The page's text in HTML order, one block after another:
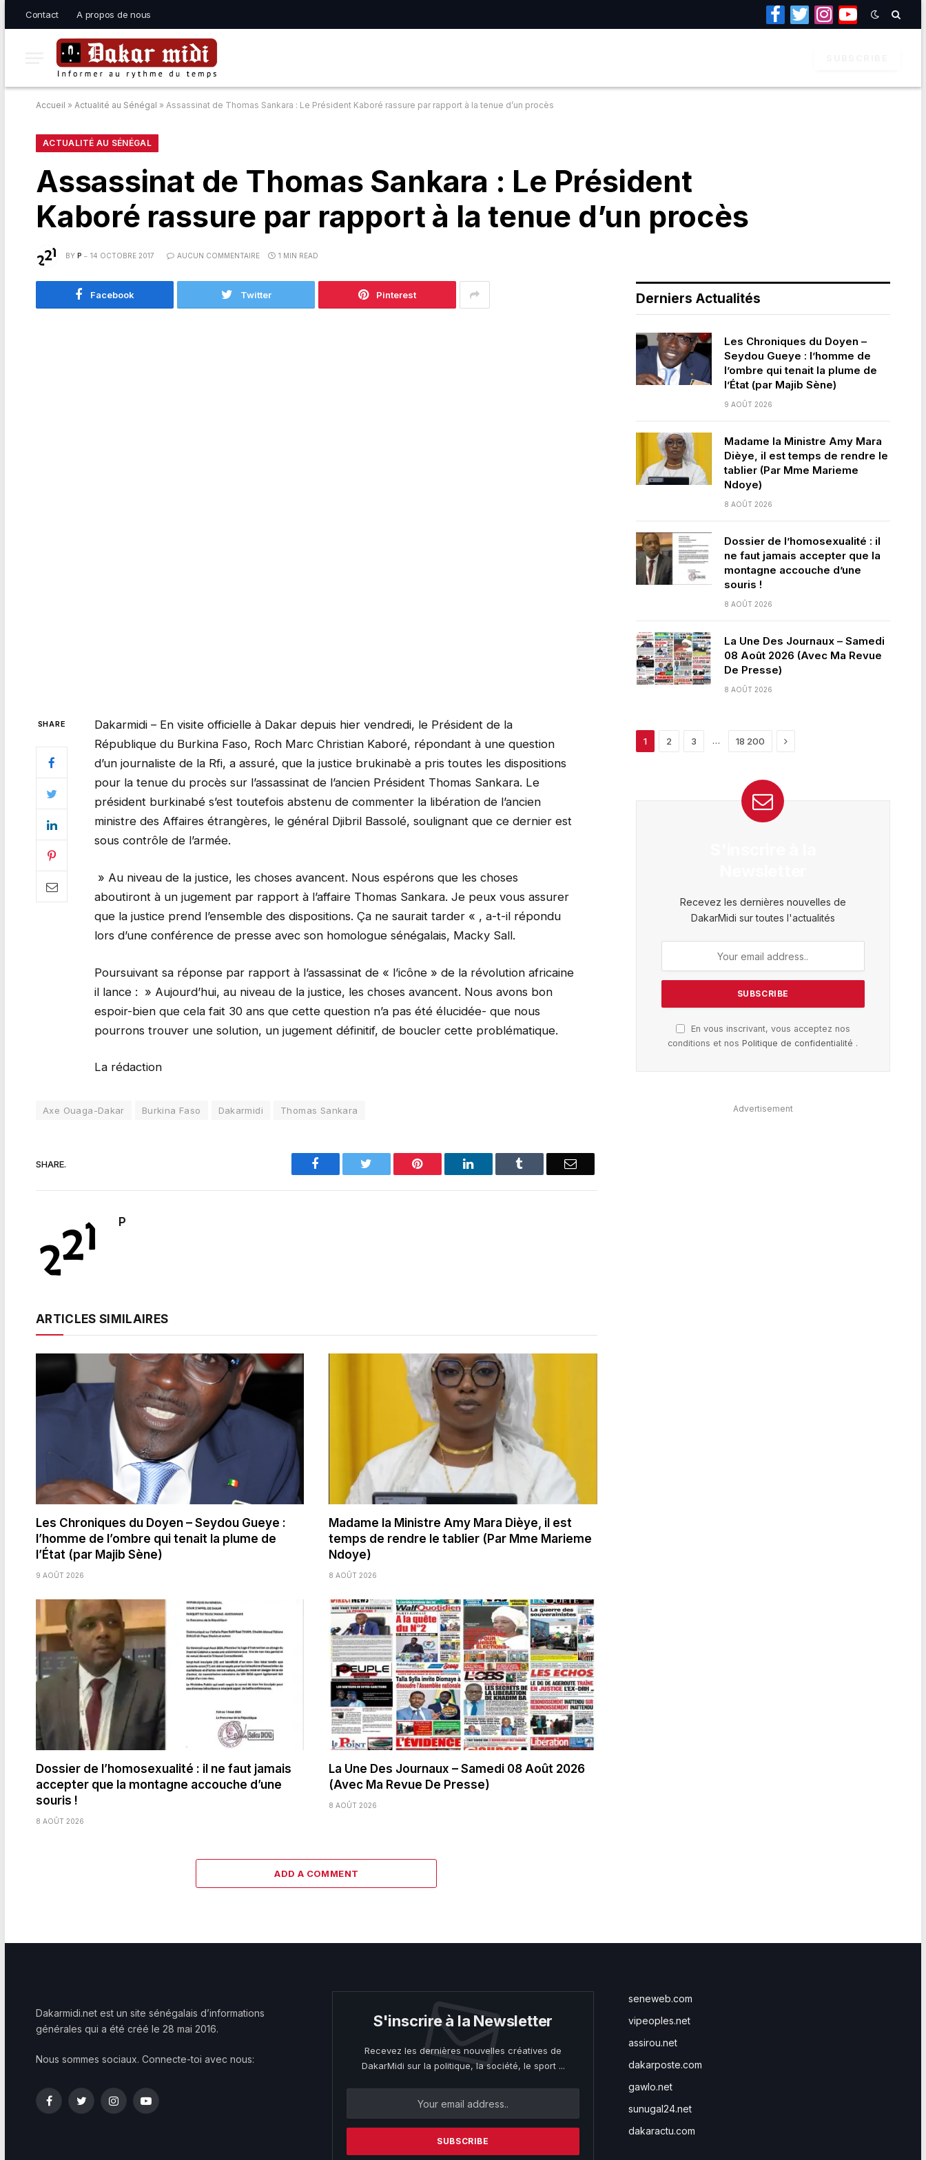
Contact A propos de nous
Facebook
TwitterInstagramYouTube
Accueil » Actualité au Sénégal » Assassinat de Thomas Sankara : Le Président Kaboré rassure par rapport à la tenue d’un procès
ACTUALITÉ AU SÉNÉGAL
Assassinat de Thomas Sankara : Le Président
Kaboré rassure par rapport à la tenue d’un procès
BY P 14 OCTOBRE 2017 AUCUN COMMENTAIRE 1 MIN READ
Facebook Twitter Pinterest
SHARE
Dakarmidi – En visite officielle à Dakar depuis hier vendredi, le Président de la
République du Burkina Faso, Roch Marc Christian Kaboré, répondant à une question
d’un journaliste de la Rfi, a assuré, que la justice brukinabè a pris toutes les dispositions
pour la tenue du procès sur l’assassinat de l’ancien Président Thomas Sankara. Le
président burkinabé s’est toutefois abstenu de commenter la libération de l’ancien
ministre des Affaires étrangères, le général Djibril Bassolé, soulignant que ce dernier est
sous contrôle de l’armée.
» Au niveau de la justice, les choses avancent. Nous espérons que les choses
aboutiront à un jugement par rapport à l’affaire Thomas Sankara. Je peux vous assurer
que la justice prend l’ensemble des dispositions. Ça ne saurait tarder « , a-t-il répondu
lors d’une conférence de presse avec son homologue sénégalais, Macky Sall.
Poursuivant sa réponse par rapport à l’assassinat de « l’icône » de la révolution africaine
il lance : » Aujourd’hui, au niveau de la justice, les choses avancent. Nous avons bon
espoir-bien que cela fait 30 ans que cette question n’a pas été élucidée- que nous
pourrons trouver une solution, un jugement définitif, de boucler cette problématique.
La rédaction
Axe Ouaga-Dakar Burkina Faso Dakarmidi Thomas Sankara
SHARE. Facebook Pinterest LinkedIn Email
P
ARTICLES SIMILAIRES
Les Chroniques du Doyen – Seydou Gueye :
l’homme de l’ombre qui tenait la plume de
l’État (par Majib Sène)
9 AOÛT 2026
Madame la Ministre Amy Mara Dièye, il est
temps de rendre le tablier (Par Mme Marieme
Ndoye)
8 AOÛT 2026
Dossier de l’homosexualité : il ne faut jamais
accepter que la montagne accouche d’une
souris !
8 AOÛT 2026
La Une Des Journaux – Samedi 08 Août 2026
(Avec Ma Revue De Presse)
8 AOÛT 2026
ADD A COMMENT
Derniers Actualités
Les Chroniques du Doyen –
Seydou Gueye : l’homme de
l’ombre qui tenait la plume de
l’État (par Majib Sène)
9 AOÛT 2026
Madame la Ministre Amy Mara
Dièye, il est temps de rendre le
tablier (Par Mme Marieme
Ndoye)
8 AOÛT 2026
Dossier de l’homosexualité : il
ne faut jamais accepter que la
montagne accouche d’une
souris !
8 AOÛT 2026
La Une Des Journaux – Samedi
08 Août 2026 (Avec Ma Revue
De Presse)
8 AOÛT 2026
1 2 3 … 18 200 Next
Recevez les dernières nouvelles de
DakarMidi sur toutes l'actualités
En vous inscrivant, vous acceptez nos
conditions et nosPolitique de confidentialité .
Advertisement
Dakarmidi.net est un site sénégalais d’informations
générales qui a été créé le 28 mai 2016.
Nous sommes sociaux. Connecte-toi avec nous:
FacebookTwitterInstagramYouTube
S'inscrire à la Newsletter
Recevez les dernières nouvelles créatives de
DakarMidi sur la politique, la société, le sport ...
seneweb.com
vipeoples.net
assirou.net
dakarposte.com
gawlo.net
sunugal24.net
dakaractu.com